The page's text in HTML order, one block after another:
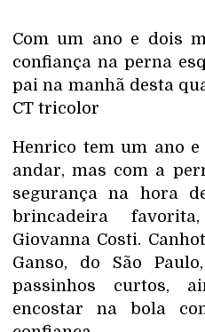
Com um ano e dois
confiança na perna
pai na manhã desta
CT tricolor
Henrico tem um ano e
andar, mas com a
segurança na hora
brincadeira
Giovanna Costi.
Ganso, do São
passinhos curtos,
encostar na bola